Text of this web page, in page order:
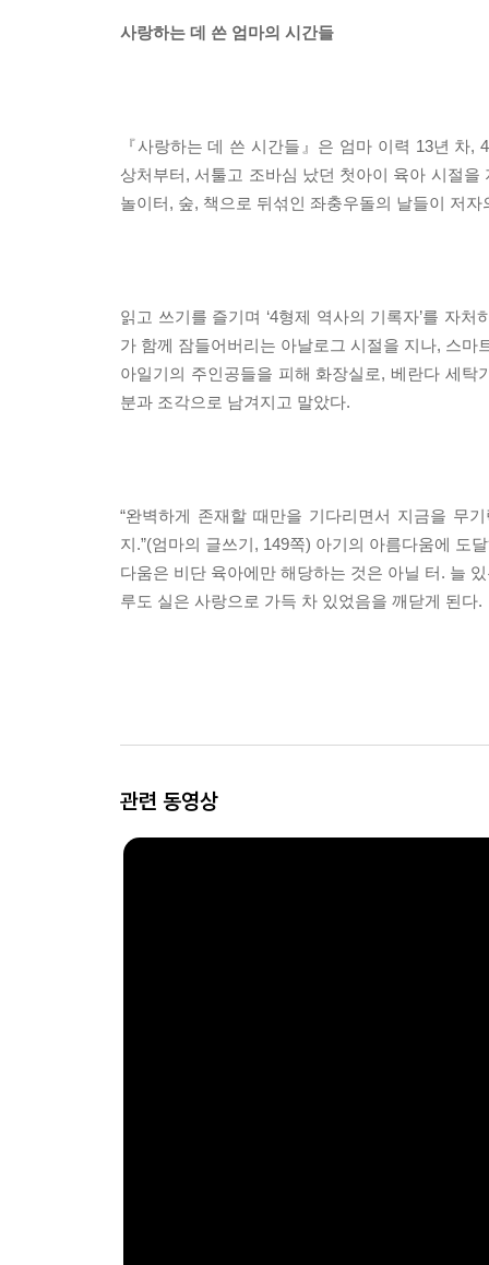
사랑하는 데 쓴 엄마의 시간들
『사랑하는 데 쓴 시간들』은 엄마 이력 13년 차,
상처부터, 서툴고 조바심 났던 첫아이 육아 시절
놀이터, 숲, 책으로 뒤섞인 좌충우돌의 날들이 저
읽고 쓰기를 즐기며 ‘4형제 역사의 기록자’를 자
가 함께 잠들어버리는 아날로그 시절을 지나, 스
아일기의 주인공들을 피해 화장실로, 베란다 세
분과 조각으로 남겨지고 말았다.
“완벽하게 존재할 때만을 기다리면서 지금을 무
지.”(엄마의 글쓰기, 149쪽) 아기의 아름다움에 도
다움은 비단 육아에만 해당하는 것은 아닐 터. 늘
루도 실은 사랑으로 가득 차 있었음을 깨닫게 된다.
관련 동영상